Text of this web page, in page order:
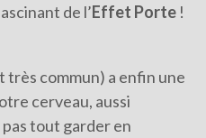
de l’Effet Porte !
très commun) a enfin une
cerveau, aussi
tout garder en